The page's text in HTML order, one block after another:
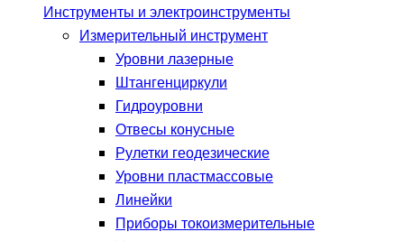
Инструменты и электроинструменты
Измерительный инструмент
Уровни лазерные
Штангенциркули
Гидроуровни
Отвесы конусные
Рулетки геодезические
Уровни пластмассовые
Линейки
Приборы токоизмерительные